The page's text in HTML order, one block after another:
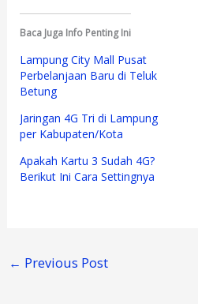
Baca Juga Info Penting Ini
Lampung City Mall Pusat
Perbelanjaan Baru di Teluk
Betung
Jaringan 4G Tri di Lampung
per Kabupaten/Kota
Apakah Kartu 3 Sudah 4G?
Berikut Ini Cara Settingnya
← Previous Post